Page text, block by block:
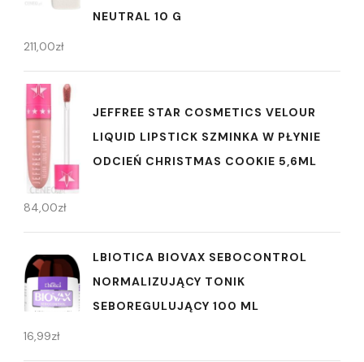
NEUTRAL 10 G
211,00zł
JEFFREE STAR COSMETICS VELOUR
LIQUID LIPSTICK SZMINKA W PŁYNIE
ODCIEŃ CHRISTMAS COOKIE 5,6ML
84,00zł
LBIOTICA BIOVAX SEBOCONTROL
NORMALIZUJĄCY TONIK
SEBOREGULUJĄCY 100 ML
16,99zł